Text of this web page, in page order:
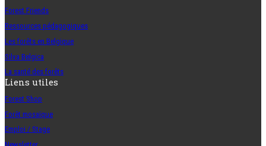
Forest Friends
Ressources pédagogiques
Les forêts en Belgique
Silva Belgica
La santé des forêts
Liens utiles
Forest Shop
Forêt mosaïque
Emploi / Stage